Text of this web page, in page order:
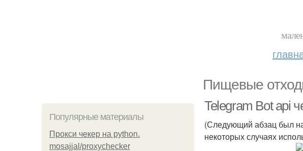
Пищевые
Популярные материалы
Прокси чекер на python.
mosajjal/proxychecker
Telegram Bot api
(Следующий абзац был
некоторых случаях